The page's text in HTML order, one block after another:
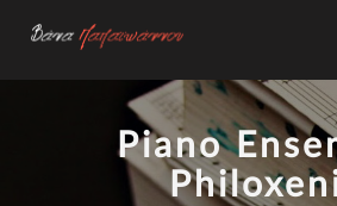
Piano